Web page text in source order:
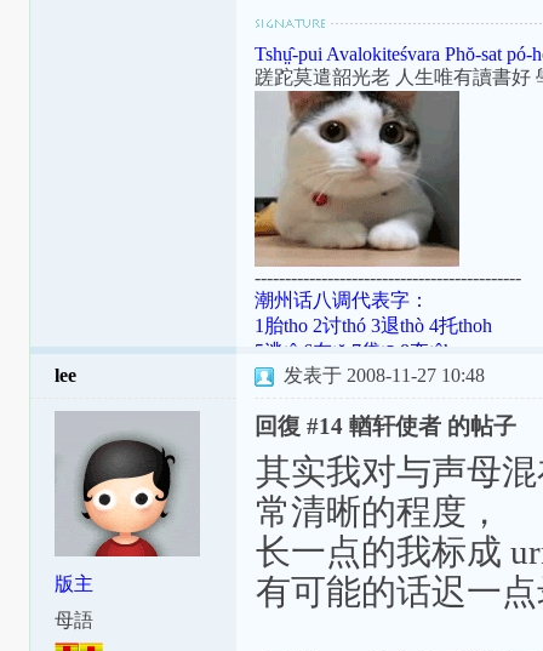
Tshṳ̂-pui Avalokiteśvara Phŏ-sat pó-
蹉跎莫遣韶光老 人生唯有讀書好
--------------------------------------------
潮州话八调代表字：
1胎tho 2讨thó 3退thò 4托thoh
5逃tô 6在tŏ 7袋tō 8夺tôh
潮罗特殊变体：[ɯ]=ṳ=ur；
[aʔ8]=âh=a̍h；[ts]=ts=ch；
lee
版主
母語
发表于 2008-11-27 10:48
回復 #14 輶轩使者 的帖子
其实我对与声母
常清晰的程度，
长一点的我标成
有可能的话迟一